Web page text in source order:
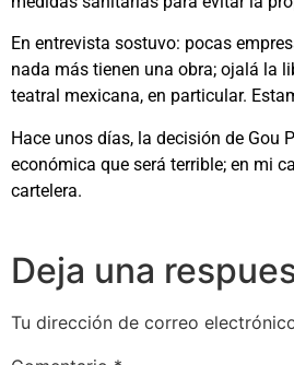
En entrevista sostuvo: pocas
nada más tienen una obra; ojalá la
teatral mexicana, en particular.
Hace unos días, la decisión de Gou
económica que será terrible; en mi
cartelera.
Deja una
Tu dirección de correo